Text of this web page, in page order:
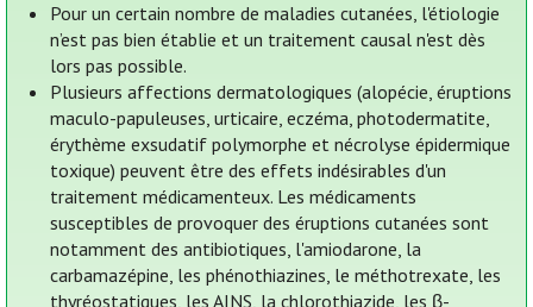
Pour un certain nombre de maladies cutanées, l'étiologie
n’est pas bien établie et un traitement causal n'est dès
lors pas possible.
Plusieurs affections dermatologiques (alopécie, éruptions
maculo-papuleuses, urticaire, eczéma, photodermatite,
érythème exsudatif polymorphe et nécrolyse épidermique
toxique) peuvent être des effets indésirables d'un
traitement médicamenteux. Les médicaments
susceptibles de provoquer des éruptions cutanées sont
notamment des antibiotiques, l'amiodarone, la
carbamazépine, les phénothiazines, le méthotrexate, les
thyréostatiques, les AINS, la chlorothiazide, les β-